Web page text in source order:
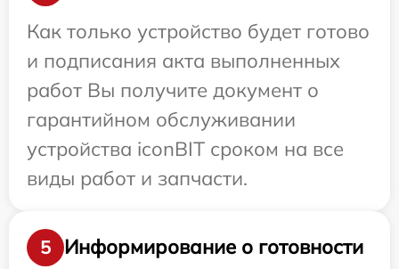
Как только устройство будет готово
и подписания акта выполненных
работ Вы получите документ о
гарантийном обслуживании
устройства iconBIT сроком на все
виды работ и запчасти.
5
Информирование о готовности